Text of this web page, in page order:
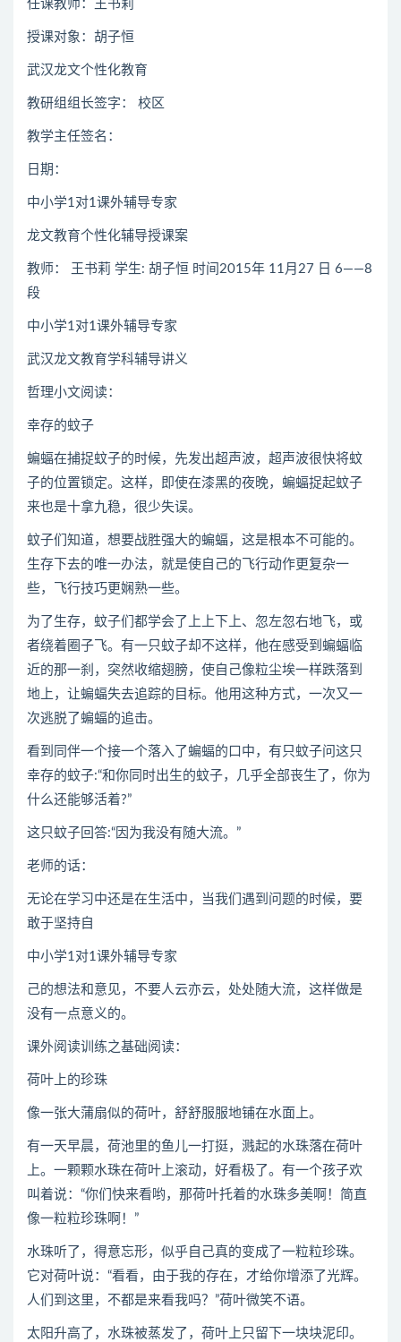
任课教师：王书莉
授课对象：胡子恒
武汉龙文个性化教育
教研组组长签字： 校区
教学主任签名：
日期：
中小学1对1课外辅导专家
龙文教育个性化辅导授课案
教师： 王书莉 学生: 胡子恒 时间2015年 11月27 日 6――8
段
中小学1对1课外辅导专家
武汉龙文教育学科辅导讲义
哲理小文阅读：
幸存的蚊子
蝙蝠在捕捉蚊子的时候，先发出超声波，超声波很快将蚊
子的位置锁定。这样，即使在漆黑的夜晚，蝙蝠捉起蚊子
来也是十拿九稳，很少失误。
蚊子们知道，想要战胜强大的蝙蝠，这是根本不可能的。
生存下去的唯一办法，就是使自己的飞行动作更复杂一
些，飞行技巧更娴熟一些。
为了生存，蚊子们都学会了上上下上、忽左忽右地飞，或
者绕着圈子飞。有一只蚊子却不这样，他在感受到蝙蝠临
近的那一刹，突然收缩翅膀，使自己像粒尘埃一样跌落到
地上，让蝙蝠失去追踪的目标。他用这种方式，一次又一
次逃脱了蝙蝠的追击。
看到同伴一个接一个落入了蝙蝠的口中，有只蚊子问这只
幸存的蚊子:“和你同时出生的蚊子，几乎全部丧生了，你为
什么还能够活着?”
这只蚊子回答:“因为我没有随大流。”
老师的话：
无论在学习中还是在生活中，当我们遇到问题的时候，要
敢于坚持自
中小学1对1课外辅导专家
己的想法和意见，不要人云亦云，处处随大流，这样做是
没有一点意义的。
课外阅读训练之基础阅读：
荷叶上的珍珠
像一张大蒲扇似的荷叶，舒舒服服地铺在水面上。
有一天早晨，荷池里的鱼儿一打挺，溅起的水珠落在荷叶
上。一颗颗水珠在荷叶上滚动，好看极了。有一个孩子欢
叫着说：“你们快来看哟，那荷叶托着的水珠多美啊！简直
像一粒粒珍珠啊！”
水珠听了，得意忘形，似乎自己真的变成了一粒粒珍珠。
它对荷叶说：“看看，由于我的存在，才给你增添了光辉。
人们到这里，不都是来看我吗？”荷叶微笑不语。
太阳升高了，水珠被蒸发了，荷叶上只留下一块块泥印。